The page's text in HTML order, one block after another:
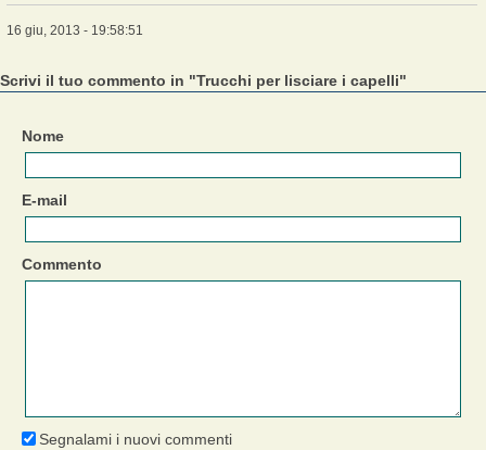
16 giu, 2013 - 19:58:51
Scrivi il tuo commento in "Trucchi per lisciare i capelli"
Nome
E-mail
Commento
Segnalami i nuovi commenti